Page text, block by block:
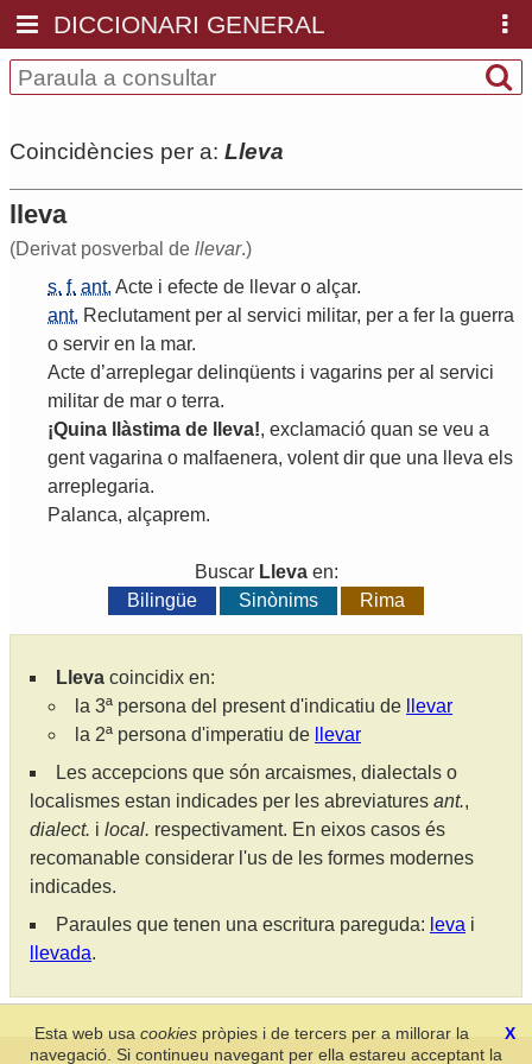
DICCIONARI GENERAL
Coincidències per a: Lleva
lleva
(Derivat posverbal de llevar.)
s. f. ant. Acte i efecte de llevar o alçar.
ant. Reclutament per al servici militar, per a fer la guerra
o servir en la mar.
Acte d’arreplegar delinqüents i vagarins per al servici
militar de mar o terra.
¡Quina llàstima de lleva!, exclamació quan se veu a
gent vagarina o malfaenera, volent dir que una lleva els
arreplegaria.
Palanca, alçaprem.
Buscar Llevaen:
Bilingüe
Sinònims Rima
Lleva coincidix en:
la 3ª persona del present d'indicatiu de
llevar
la 2ª persona d'imperatiu de
llevar
Les accepcions que són arcaismes, dialectals o
localismes estan indicades per les abreviatures ant.,
dialect. i local. respectivament. En eixos casos és
recomanable considerar l'us de les formes modernes
indicades.
Paraules que tenen una escritura pareguda: leva i
llevada.
Secció de Llengua i Lliteratura Valencianes-Real Acadèmia de
X
Esta web usacookies pròpies i de tercers per a millorar la
navegació. Si continueu navegant per ella estareu acceptant la